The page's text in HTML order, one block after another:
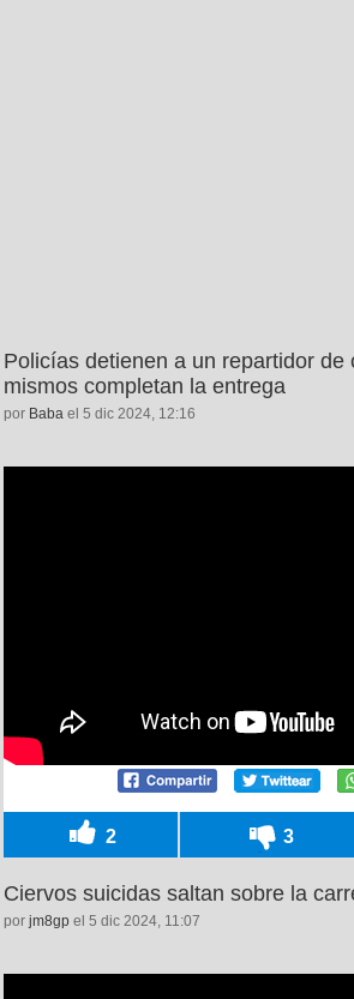
Policías detienen a un repartidor de
mismos completan la entrega
por Baba el 5 dic 2024, 12:16
2 3
Ciervos suicidas saltan sobre la
por jm8gp el 5 dic 2024, 11:07